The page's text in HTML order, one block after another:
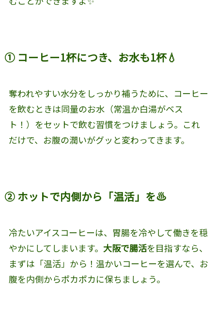
① コーヒー1杯につき、お水も1杯💧
奪われやすい水分をしっかり補うために、コーヒー
を飲むときは同量のお水（常温か白湯がベス
ト！）をセットで飲む習慣をつけましょう。これ
だけで、お腹の潤いがグッと変わってきます。
② ホットで内側から「温活」を♨️
冷たいアイスコーヒーは、胃腸を冷やして働きを穏
やかにしてしまいます。 大阪で腸活を目指すなら、
まずは「温活」から！温かいコーヒーを選んで、お
腹を内側からポカポカに保ちましょう。